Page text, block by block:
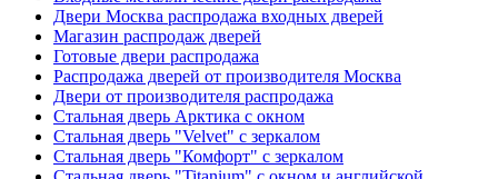
Двери Москва распродажа входных дверей
Магазин распродаж дверей
Готовые двери распродажа
Распродажа дверей от производителя Москва
Двери от производителя распродажа
Стальная дверь Арктика с окном
Стальная дверь "Velvet" с зеркалом
Стальная дверь "Комфорт" с зеркалом